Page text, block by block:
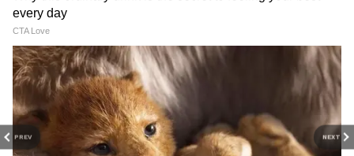
PREV NEXT
এরপর সকাল ১১টায় প্রধানমন্ত্রীর বাসভবনে যাবেন
বিশ্বজয়ীরা। সেখান থেকে আবার দিল্লি বিমানবন্দরে
ফিরবে দল। এরপর বিকাল ৪টায় মুম্বাই পৌঁছাবেন
রোহিতেরা। বিকাল ৫টায় শুরু হবে বিজয় যাত্রা।
নরিম্যান পয়েন্ট থেকে ছাটখোলা বাসে ২